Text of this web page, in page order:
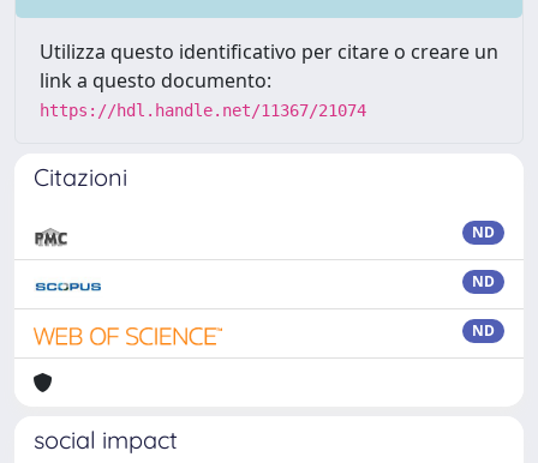
Utilizza questo identificativo per citare o creare un
link a questo documento:
https://hdl.handle.net/11367/21074
Citazioni
ND
ND
ND
social impact